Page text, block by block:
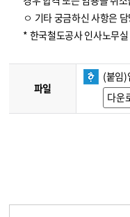
ㅇ 기타 궁금하신 사항은
* 한국철도공사 인사노무
파일
(붙임)
다운